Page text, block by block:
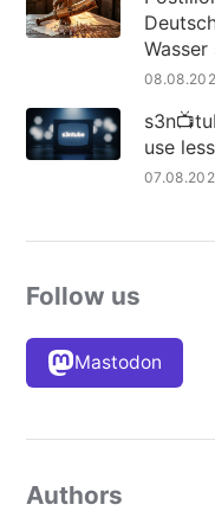
use
Follow us
Mastodon
Authors